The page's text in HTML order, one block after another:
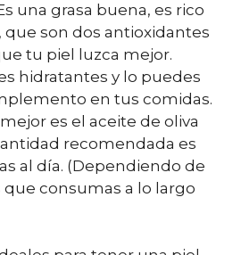
una grasa buena, es rico
que son dos antioxidantes
tu piel luzca mejor.
hidratantes y lo puedes
en tus comidas.
es el aceite de oliva
recomendada es
al día. (Dependiendo de
que consumas a lo largo